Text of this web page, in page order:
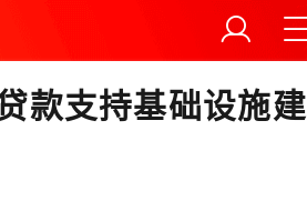
款支持基础设施建